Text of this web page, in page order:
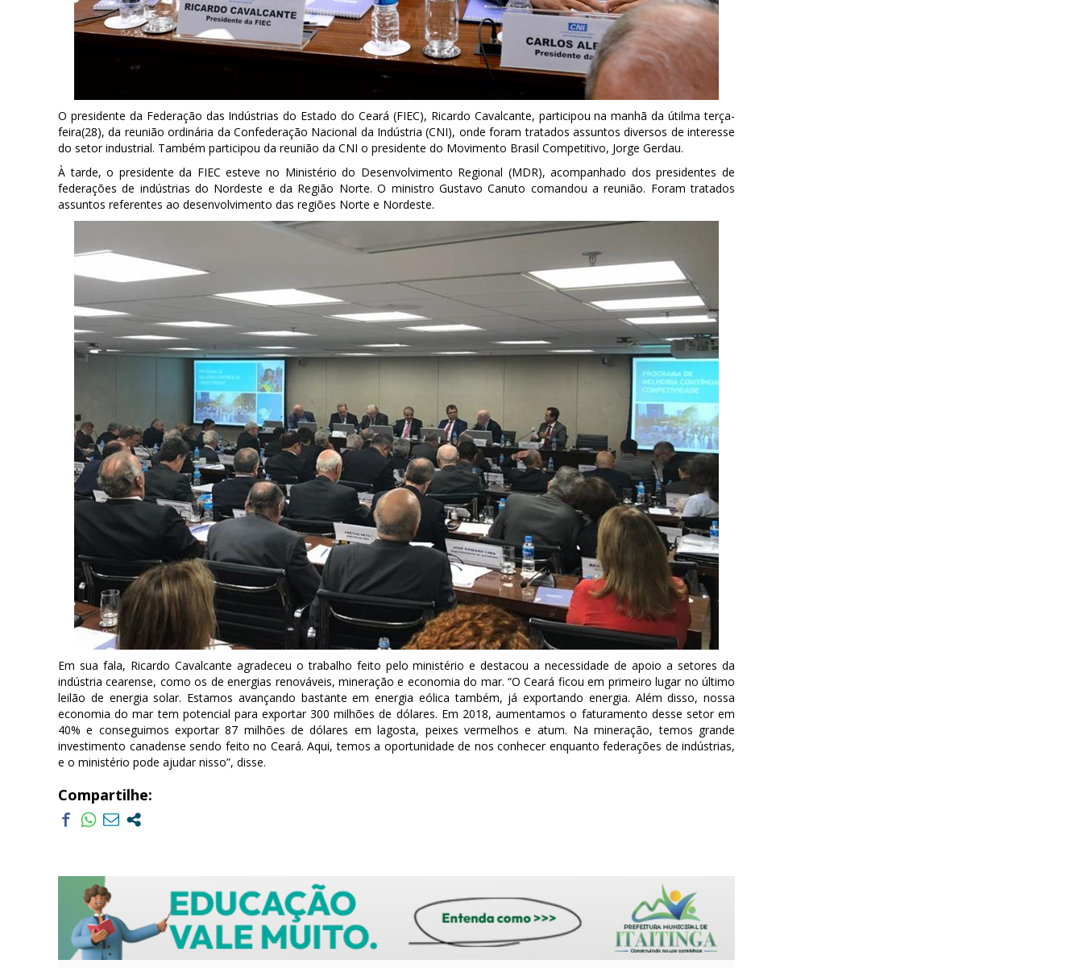
O presidente da Federação das Indústrias do Estado do Ceará (FIEC), Ricardo Cavalcante, participou na manhã da útilma terça-
feira(28), da reunião ordinária da Confederação Nacional da Indústria (CNI), onde foram tratados assuntos diversos de interesse
do setor industrial. Também participou da reunião da CNI o presidente do Movimento Brasil Competitivo, Jorge Gerdau.
À tarde, o presidente da FIEC esteve no Ministério do Desenvolvimento Regional (MDR), acompanhado dos presidentes de
federações de indústrias do Nordeste e da Região Norte. O ministro Gustavo Canuto comandou a reunião. Foram tratados
assuntos referentes ao desenvolvimento das regiões Norte e Nordeste.
Em sua fala, Ricardo Cavalcante agradeceu o trabalho feito pelo ministério e destacou a necessidade de apoio a setores da
indústria cearense, como os de energias renováveis, mineração e economia do mar. “O Ceará ficou em primeiro lugar no último
leilão de energia solar. Estamos avançando bastante em energia eólica também, já exportando energia. Além disso, nossa
economia do mar tem potencial para exportar 300 milhões de dólares. Em 2018, aumentamos o faturamento desse setor em
40% e conseguimos exportar 87 milhões de dólares em lagosta, peixes vermelhos e atum. Na mineração, temos grande
investimento canadense sendo feito no Ceará. Aqui, temos a oportunidade de nos conhecer enquanto federações de indústrias,
e o ministério pode ajudar nisso”, disse.
Compartilhe: